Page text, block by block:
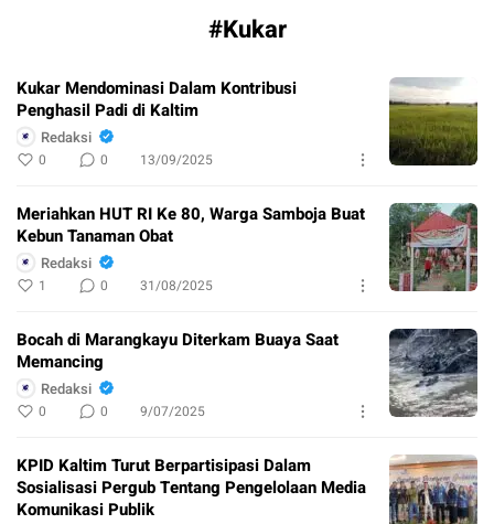
#Kukar
Kukar Mendominasi Dalam Kontribusi
Penghasil Padi di Kaltim
Redaksi
0 0 13/09/2025
Meriahkan HUT RI Ke 80, Warga Samboja Buat
Kebun Tanaman Obat
Redaksi
1 0 31/08/2025
Bocah di Marangkayu Diterkam Buaya Saat
Memancing
Redaksi
0 0 9/07/2025
KPID Kaltim Turut Berpartisipasi Dalam
Sosialisasi Pergub Tentang Pengelolaan Media
Komunikasi Publik